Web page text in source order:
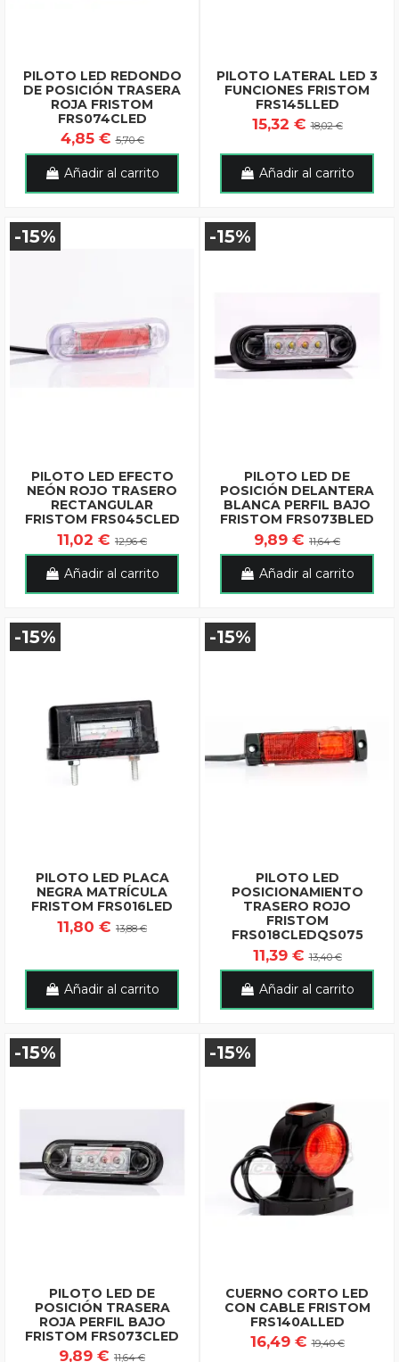
PILOTO LED REDONDO
DE POSICIÓN TRASERA
ROJA FRISTOM
FRS074CLED
4,85 €5,70 €
Añadir al carrito
PILOTO LATERAL LED 3
FUNCIONES FRISTOM
FRS145LLED
15,32 €18,02 €
Añadir al carrito
-15%
PILOTO LED EFECTO
NEÓN ROJO TRASERO
RECTANGULAR
FRISTOM FRS045CLED
11,02 € 12,96 €
Añadir al carrito
-15%
PILOTO LED DE
POSICIÓN DELANTERA
BLANCA PERFIL BAJO
FRISTOM FRS073BLED
9,89 € 11,64 €
Añadir al carrito
-15%
PILOTO LED PLACA
NEGRA MATRÍCULA
FRISTOM FRS016LED
11,80 € 13,88 €
Añadir al carrito
-15%
PILOTO LED
POSICIONAMIENTO
TRASERO ROJO
FRISTOM
FRS018CLEDQS075
11,39 €13,40 €
Añadir al carrito
-15%
PILOTO LED DE
POSICIÓN TRASERA
ROJA PERFIL BAJO
FRISTOM FRS073CLED
9,89 € 11,64 €
-15%
CUERNO CORTO LED
CON CABLE FRISTOM
FRS140ALLED
16,49 €19,40 €